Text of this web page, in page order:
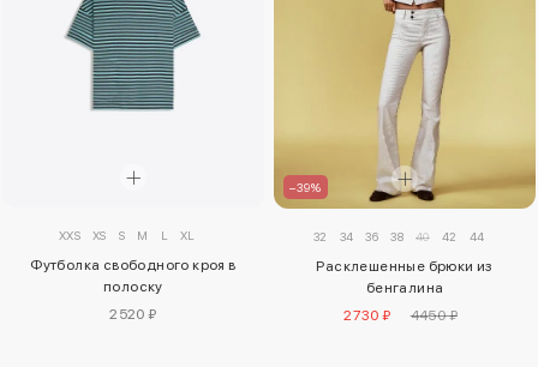
XXS XS S M L XL
Футболка свободного кроя в
полоску
2520 ₽
–39%
32 34 36 38 40 42 44
Расклешенные брюки из
бенгалина
2730 ₽
4450 ₽